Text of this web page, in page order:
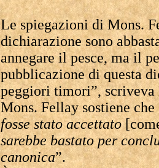
Le spiegazioni di Mons.
dichiarazione sono
annegare il pesce, ma il
pubblicazione di questa
peggiori timori”,
Mons. Fellay sostiene che
fosse stato accettato
sarebbe bastato per
canonica”.